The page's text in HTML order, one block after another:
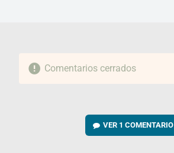
Comentarios cerrados
VER 1 COMENTARIO